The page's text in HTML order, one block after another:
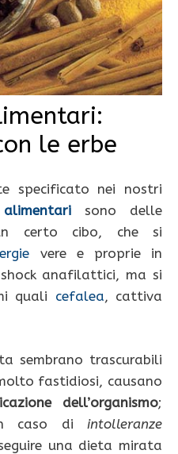
le erbe
specificato nei nostri
sono delle
certo cibo, che si
vere e proprie in
anafilattici, ma si
quali cefalea, cattiva
sembrano trascurabili
fastidiosi, causano
dell’organismo;
caso di intolleranze
una dieta mirata